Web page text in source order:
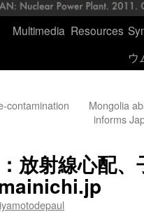
Multimedia Resources
ウ
contamination
Mongolia
informs
放射線心配